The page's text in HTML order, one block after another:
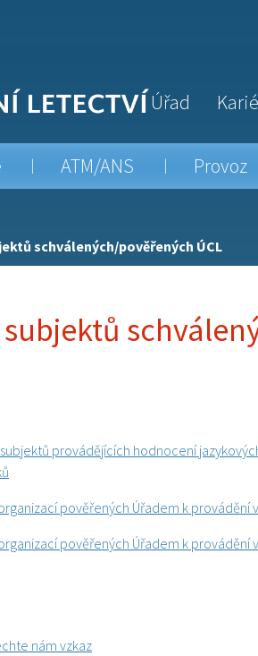
Úřad
ATM/ANS Provoz
schválených/pověřených ÚCL
subjektů
provádějících hodnocení
pověřených Úřadem k provádění
pověřených Úřadem k
nám vzkaz